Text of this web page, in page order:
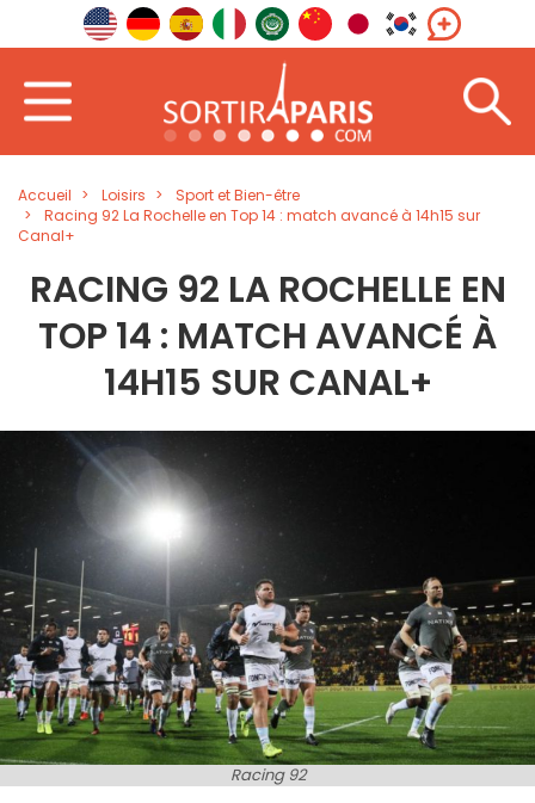
Accueil Loisirs
Sport et Bien-être
Racing 92 La Rochelle en Top 14 : match avancé à 14h15 sur
Canal+
RACING 92 LA ROCHELLE EN
TOP 14 : MATCH AVANCÉ À
14H15 SUR CANAL+
Racing 92